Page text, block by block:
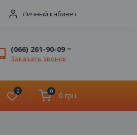
Личный кабинет
(066) 261-90-09
Заказать звонок
0 0 0 грн.